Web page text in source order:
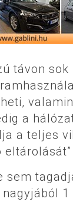
távon
a
a teljes
sem